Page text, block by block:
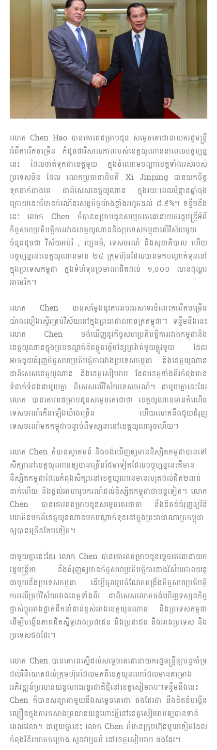
លោក Chen Hao បានគោរពជម្រាបជូន សម្តេចតេជោនាយករដ្ឋមន្ត្រី
អំពីការរីកចម្រើន ក៏ដូចជាវិសាលភាពរបស់ខេត្តយូណាននាពេលបច្ចុប្បន្ន
នេះ ដែលចាត់ទុកជាខេត្តមួយ ក្នុងចំណោមបណ្តាខេត្តទាំងអស់របស់
ប្រទេសចិន ដែល លោកប្រធានាធិបតី Xi Jinping បានយកចិត្ត
ទុកដាក់ជាងគេ ជាពិសេសខេត្តយូណាន ក្នុងរយៈពេលប៉ុន្មានឆ្នាំចុង
ក្រោយនេះគឺមានកំណើនសេដ្ឋកិច្ចយ៉ាងខ្លាំងរហូតដល់ ៨.៩%។ ទន្ទឹមនឹង
នេះ លោក Chen ក៏បានជម្រាបជូនសម្ដេចតេជោនាយករដ្ឋមន្ត្រីអំពី
កិច្ចសហប្រតិបត្តិការរវាងខេត្តយូណាននិងប្រទេសកម្ពុជាលើវិស័យមួយ
ចំនួនដូចជា វិស័យអប់រំ , វប្បធម៌, ទេសចរណ៍ និងសុខាភិបាល ហើយ
បច្ចុប្បន្ននេះខេត្តយូណានមាន ២៥ ក្រុមហ៊ុនដែលបានមកបណ្ដាក់ទុននៅ
ក្នុងប្រទេសកម្ពុជា ក្នុងទំហំទុនប្រមាណជិតដល់ ១,០០០ លានដុល្លារ
អាមេរិក។
លោក Chen បានសម្តែងនូវការអបអរសាទរចំពោះការរីកចម្រើន
យ៉ាងលឿងស្ទើរគ្រប់វិស័យនៅក្នុងព្រះរាជាណាចក្រកម្ពុជា។ ទន្ទឹមនឹងនេះ
លោក Chen ចង់ឃើញនូវកិច្ចសហប្រតិបត្តិការរវាងកម្ពុជានិង
ខេត្តយូណានក្នុងក្របខណ្ឌគំនិតផ្ដួចផ្ដើមខ្សែក្រវ៉ាត់មួយផ្លូវមួយ ដែល
អាចជួយជំរុញកិច្ចសហប្រតិបត្តិការរវាងប្រទេសកម្ពុជា និងខេត្តយូណាន
ជាពិសេសខេត្តយូណាន និងខេត្តសៀមរាប ដែលខេត្តទាំងពីរកំពុងមាន
ទំនាក់ទំនងជាមួយគ្នា ពិសេសលើវិស័យទេសចរណ៍។ ជាមួយគ្នានេះដែរ
លោក បានគោរពជម្រាបជូនសម្តេចតេជោថា ខេត្តយូណានមានកំណើន
ទេសចរណ៍កើនឡើងយ៉ាងច្រើន ហើយលោកនឹងជួយជំរុញ
ទេសចរណ៍មកកម្ពុជាបន្ទាប់ពីទស្សនានៅខេត្តយូណារួចហើយ។
លោក Chen ក៏បានស្វាគមន៍ និងចង់ឃើញឲ្យមាននិស្សិតកម្ពុជាបានទៅ
សិក្សានៅខេត្តយូណានឲ្យបានច្រើនថែមទៀតដែលបច្ចុប្បន្ននេះគឺមាន
និស្សិតកម្ពុជាដែលកំពុងសិក្សានៅខេត្តយូណានមានរហូតដល់ជិត២ពាន់
នាក់ហើយ និងផ្តល់អាហារូបករណ៍ដល់និស្សិតកម្ពុជាជាបន្តទៀត។ លោក
Chen បានគោរពជម្រាបជូនសម្តេចតេជោថា នឹងខិតខំជំរុញឲ្យវិនិ
យោគិនមកពីខេត្តយូនណានមកបណ្ដាក់ទុននៅក្នុងព្រះរាជាណាក្រកម្ពុជា
ឲ្យបានច្រើនថែមទៀត។
ជាមួយគ្នានេះដែរ លោក Chen បានគោរពជម្រាបជូនម្តេចតេជោនាយក
រដ្ឋមន្ត្រីថា នឹងជំរុញឲ្យមានកិច្ចសហប្រតិបត្តិការខាងវិស័យភាពយន្ត
ជាមួយនឹងប្រទេសកម្ពុជា ដើម្បីចូលរួមចំណែកពង្រឹងកិច្ចសហប្រតិបត្តិ
ការលើគ្រប់វិស័យរវាងខេត្តទាំងពីរ ជាពិសេសលោកចង់ឃើញទស្សនកិច្ច
ផ្លាស់ប្ដូររវាងថ្នាក់ដឹកនាំជាន់ខ្ពស់រវាងខេត្តយូនណាន និងប្រទេសកម្ពុជា
ដើម្បីបង្កើនភាពជិតស្និទ្ធរវាងប្រជាជន និងប្រជាជន និងរវាងប្រទេស និង
ប្រទេសផងដែរ។
លោក Chen បានគោរពស្នើដល់សម្តេចតេជោនាយករដ្ឋមន្ត្រីឲ្យបន្តគាំទ្រ
ដល់វិនិយោគដល់ក្រុមហ៊ុនដែលមកពីខេត្តយូនណាដែលមានគម្រោង
អភិវឌ្ឍន៍ប្រលានយន្តហោះអន្តរជាតិថ្មីនៅខេត្តសៀមរាប។ទន្ទឹមនឹងនេះ
Chen ក៏បានសន្យាជាមួយនឹងសម្តេចតេជោ ផងដែរថា នឹងខិតខំបង្កើន
ល្បឿនក្នុងការកសាងព្រលានយន្តហោះថ្មីនៅខេត្តសៀមរាបឲ្យបានទាន់
ពេលវេលា។ ជាមួយគ្នានេះ លោក Chen ក៏មានក្រុមហ៊ុនមួយទៀតដែល
កំពុងវិនិយោគគម្រោង សួនវប្បធម៌ នៅខេត្តសៀមរាប ផងដែរ។